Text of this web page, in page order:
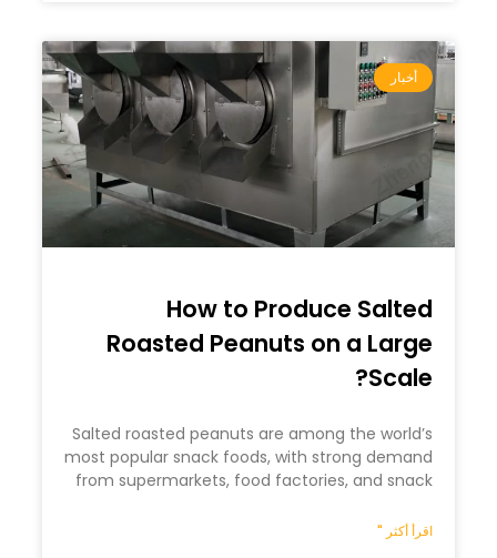
أخبار
How to Produce Salted
Roasted Peanuts on a Large
Scale?
Salted roasted peanuts are among the world’s
most popular snack foods, with strong demand
from supermarkets, food factories, and snack
اقرأ أكثر "